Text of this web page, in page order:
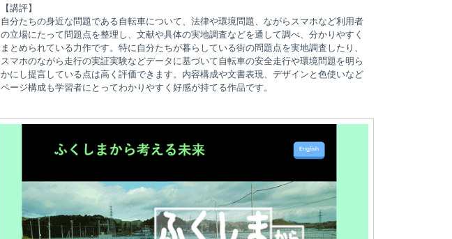
【講評】
自分たちの身近な問題である自転車について、法律や環境問題、ながらスマホなど利用者
の立場にたって問題点を整理し、文献や具体の実地調査などを通して調べ、分かりやすく
まとめられている力作です。特に自分たちが暮らしている街の問題点を実地調査したり、
スマホのながら走行の実証実験などデータに基づいて自転車の安全走行や環境問題を明ら
かにし提言している点は高く評価できます。内容構成や文書表現、デザインと色使いなど
ページ構成も学習者にとってわかりやすく好感が持てる作品です。